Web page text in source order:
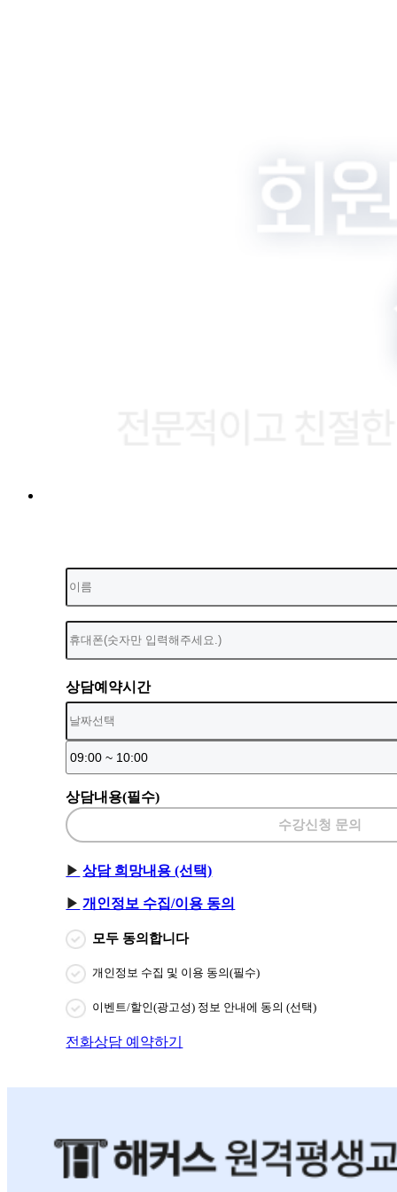
상담예약시간
상담내용(필수)
수강신청 문의
상담 희망내용 (선택)
개인정보 수집/이용 동의
모두 동의합니다
개인정보 수집 및 이용 동의(필수)
이벤트/할인(광고성) 정보 안내에 동의 (선택)
전화상담 예약하기